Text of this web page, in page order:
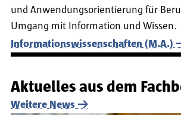
und Anwendungsorientierung für
Umgang mit Information und Wissen.
Informationswissenschaften (M.A.)
Aktuelles aus dem
Weitere News